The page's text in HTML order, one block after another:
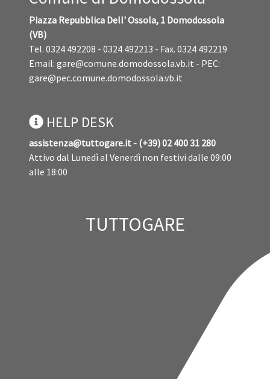
Piazza Repubblica Dell' Ossola, 1 Domodossola
(VB)
Tel. 0324 492208 - 0324 492213 - Fax. 0324 492219
Email: gare@comune.domodossola.vb.it - PEC:
gare@pec.comune.domodossola.vb.it
HELP DESK
assistenza@tuttogare.it - (+39) 02 400 31 280
Attivo dal Lunedì al Venerdì non festivi dalle 09:00
alle 18:00
TUTTOGARE